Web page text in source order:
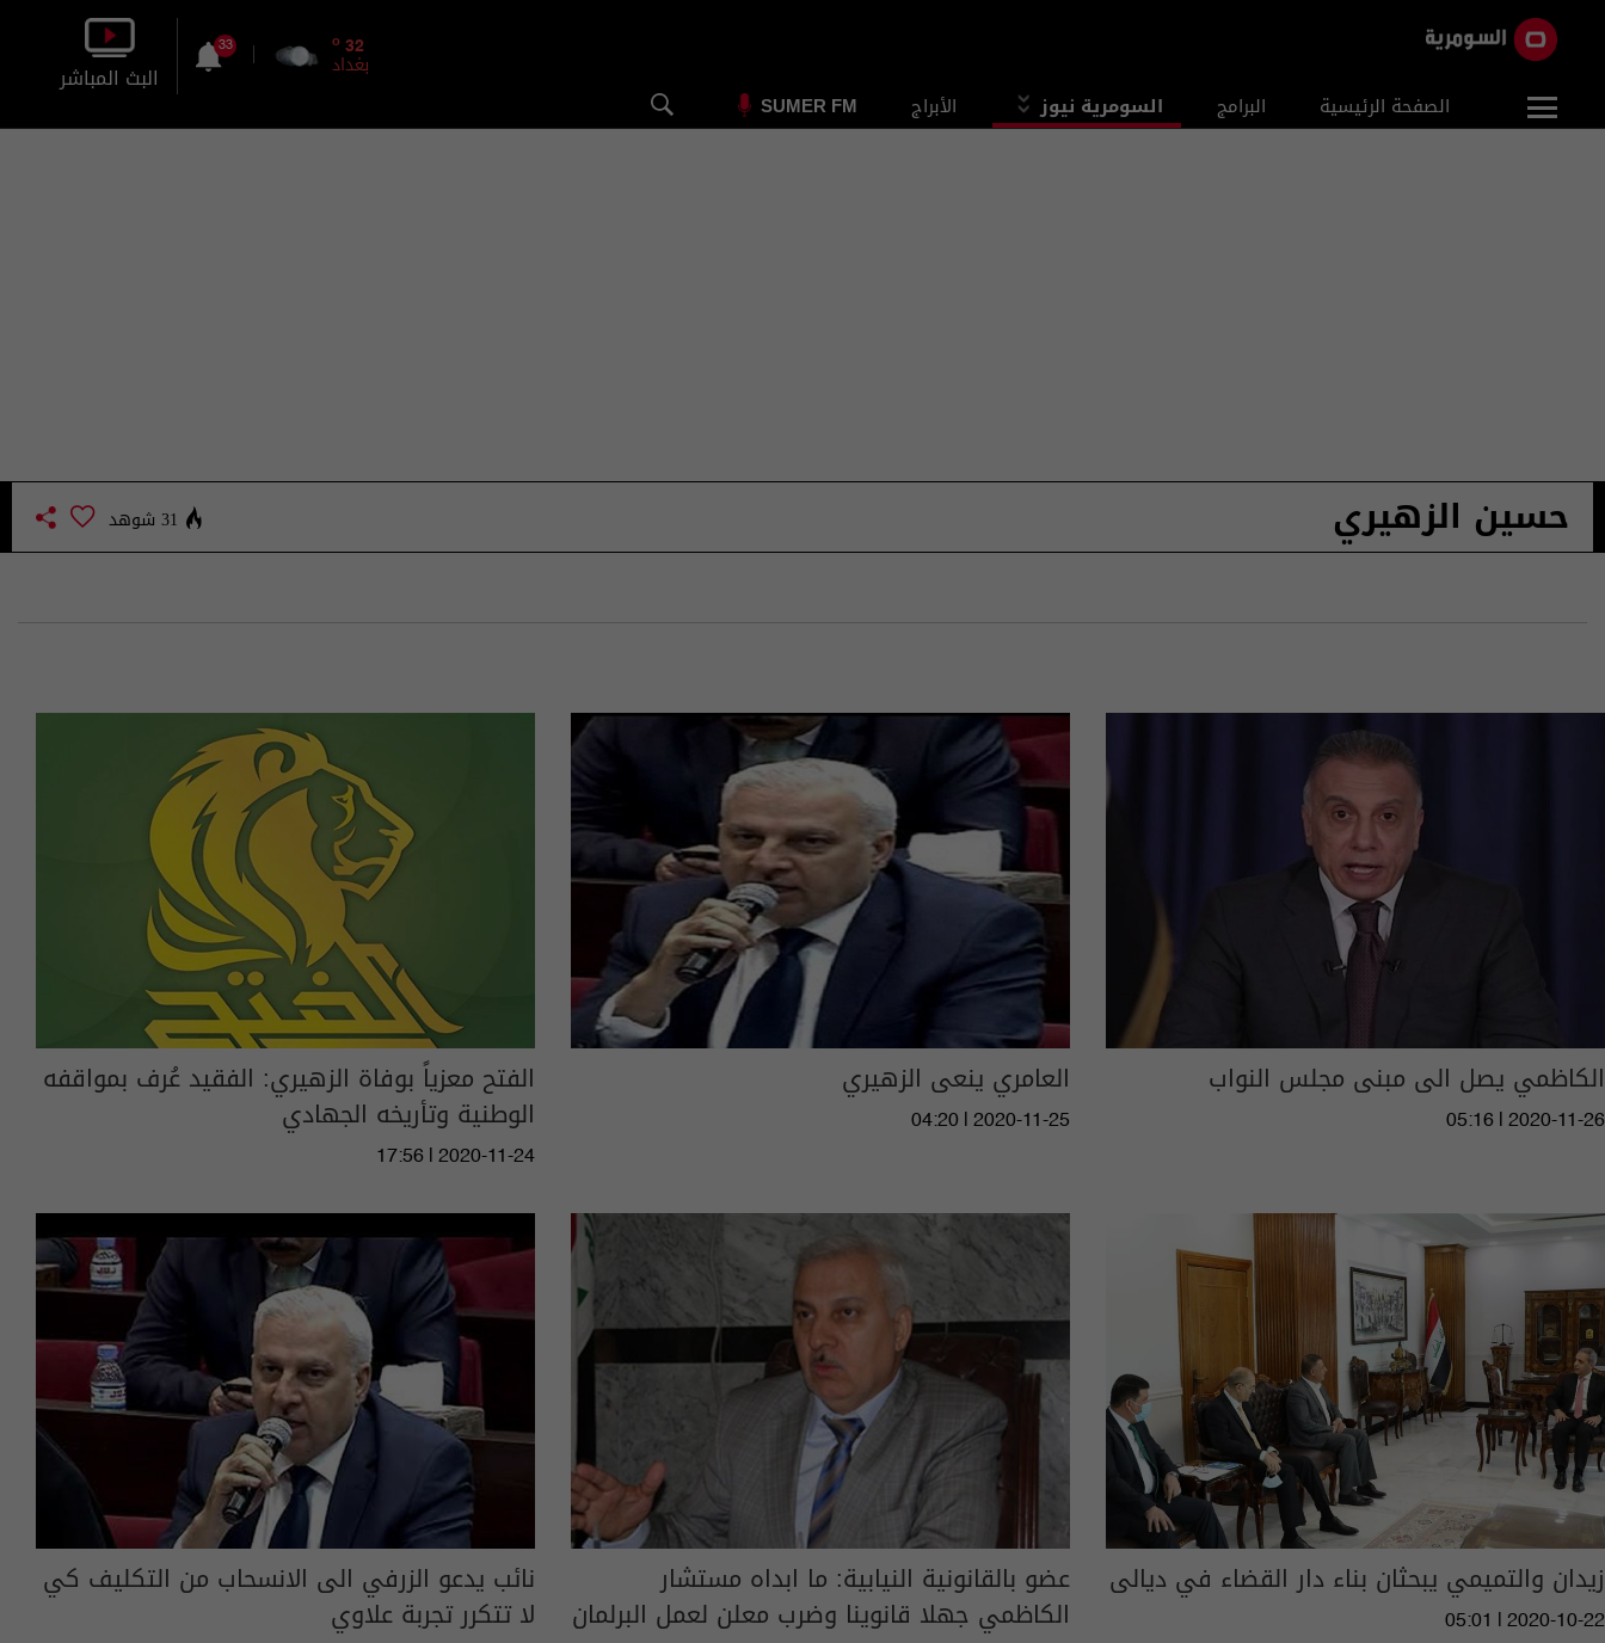
الصفحة الرئيسية البرامج السومرية نيوز الأبراج SUMER FM
32
o
بغداد
33
البث المباشر
حسين الزهيري 31 شوهد
الكاظمي يصل الى مبنى مجلس النواب
05:16 | 2020-11-26
العامري ينعى الزهيري
04:20 | 2020-11-25
الفتح معزياً بوفاة الزهيري: الفقيد عُرف بمواقفه
الوطنية وتأريخه الجهادي
17:56 | 2020-11-24
زيدان والتميمي يبحثان بناء دار القضاء في ديالى
05:01 | 2020-10-22
عضو بالقانونية النيابية: ما ابداه مستشار
الكاظمي جهلا قانوينا وضرب معلن لعمل البرلمان
نائب يدعو الزرفي الى الانسحاب من التكليف كي
لا تتكرر تجربة علاوي